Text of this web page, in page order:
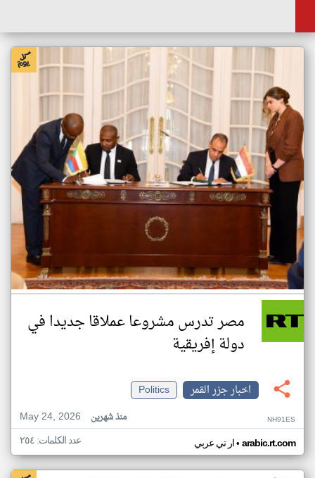
مصر تدرس مشروعا عملاقا جديدا في
دولة إفريقية
اخبار جزر القمر
Politics
May 24, 2026
منذ شهرين NH91ES
ار تي عربي• arabic.rt.com عدد الكلمات: ٢٥٤